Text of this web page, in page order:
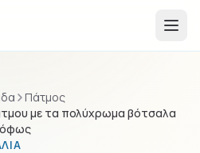
Πάτμος
με τα πολύχρωμα βότσαλα